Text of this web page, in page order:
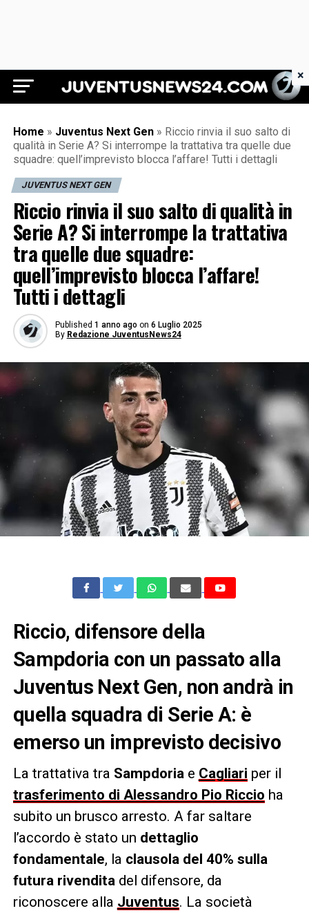
Juventus News 24
Home » Juventus Next Gen » Riccio rinvia il suo salto di
qualità in Serie A? Si interrompe la trattativa tra quelle due
squadre: quell’imprevisto blocca l’affare! Tutti i dettagli
JUVENTUS NEXT GEN
Riccio rinvia il suo salto di qualità in
Serie A? Si interrompe la trattativa
tra quelle due squadre:
quell’imprevisto blocca l’affare!
Tutti i dettagli
Published 1 anno ago on 6 Luglio 2025
By Redazione JuventusNews24
Riccio, difensore della
Sampdoria con un passato alla
Juventus Next Gen, non andrà in
quella squadra di Serie A: è
emerso un imprevisto decisivo
La trattativa tra Sampdoriae Cagliari per il
trasferimento di Alessandro Pio Riccio ha
subito un brusco arresto. A far saltare
l’accordo è stato un dettaglio
fondamentale, la clausola del 40% sulla
futura rivenditadel difensore, da
riconoscere alla Juventus. La società
×